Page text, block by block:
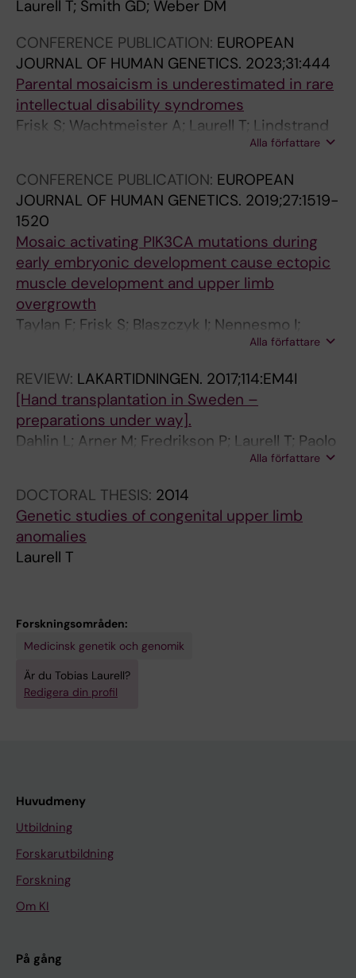
Laurell T; Smith GD; Weber DM
CONFERENCE PUBLICATION: EUROPEAN
JOURNAL OF HUMAN GENETICS. 2023;31:444
Parental mosaicism is underestimated in rare
intellectual disability syndromes
Frisk S; Wachtmeister A; Laurell T; Lindstrand
A; Jantti N; Malmgren H; Lagerstedt-Robinson
Alla författare
CONFERENCE PUBLICATION: EUROPEAN
JOURNAL OF HUMAN GENETICS. 2019;27:1519-
1520
Mosaic activating PIK3CA mutations during
early embryonic development cause ectopic
muscle development and upper limb
overgrowth
Taylan F; Frisk S; Blaszczyk I; Nennesmo I;
Anneren G; Stattin E; Zachariadis V;Alla författare
REVIEW: LAKARTIDNINGEN. 2017;114:EM4I
[Hand transplantation in Sweden –
preparations under way].
Dahlin L; Arner M; Fredrikson P; Laurell T; Paolo
Alla författare
DOCTORAL THESIS: 2014
Genetic studies of congenital upper limb
anomalies
Laurell T
Forskningsområden:
Medicinsk genetik och genomik
Är du Tobias Laurell?
Redigera din profil
Huvudmeny
Utbildning
Forskarutbildning
Forskning
Om KI
På gång